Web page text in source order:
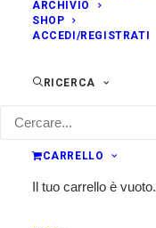
ARCHIVIO
SHOP
ACCEDI/REGISTRATI
RICERCA
CARRELLO
Il tuo carrello è vuoto.